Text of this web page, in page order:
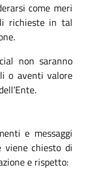
come meri
richieste in tal
non saranno
o aventi valore
e messaggi
viene chiesto di
e rispetto: